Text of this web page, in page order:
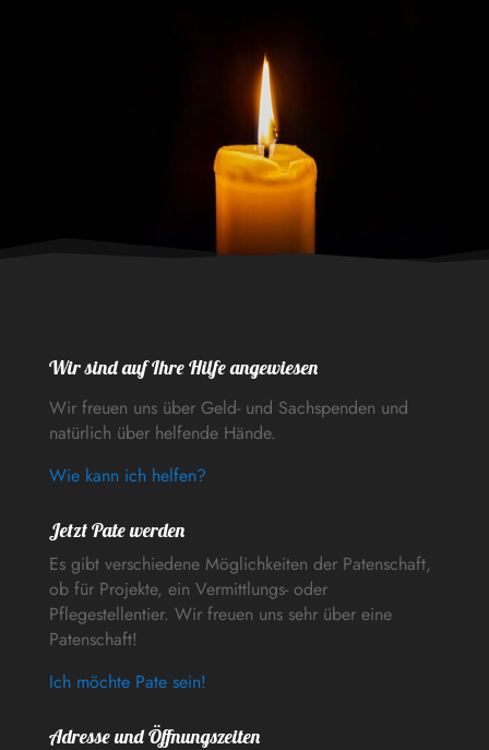
Wir sind auf Ihre Hilfe angewiesen
Wir freuen uns über Geld- und Sachspenden und
natürlich über helfende Hände.
Wie kann ich helfen?
Jetzt Pate werden
Es gibt verschiedene Möglichkeiten der Patenschaft,
ob für Projekte, ein Vermittlungs- oder
Pflegestellentier. Wir freuen uns sehr über eine
Patenschaft!
Ich möchte Pate sein!
Adresse und Öffnungszeiten